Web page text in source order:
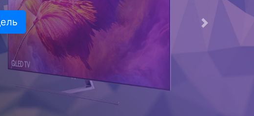
Следующая